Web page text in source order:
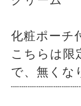
化粧ポーチ
こちらは限
で、無くな